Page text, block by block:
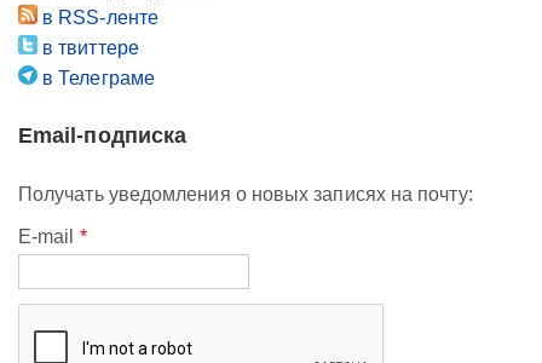
в RSS-ленте
в твиттере
в Телеграме
Email-подписка
Получать уведомления о новых записях на почту:
E-mail *